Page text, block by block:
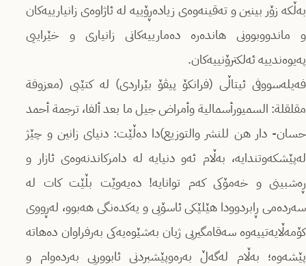
بەڵکە زۆر بینین و تەقینەوەی زیادەڕۆییە لە ئاژاوەی زانیارییەكان
و ماندووبوونی هاندەرە دەمارییەکانی زانیاری و خێراییی
پەیوەندییە ئەلكترۆنییەكان.
فەیلەسووفی ئیتاڵی (فرانکۆ پیڤۆ بێراردی) لە كتێبی (معزوفة
مقلقلة: السميورأسمالية وأمراض جيل ما بعد ألفا، ترجمة أحمد
حسان- دار هن للنشر والتوزيع)دا دەڵێت: دنیای زانین و چێژ
لەپێشکەوتندایە، بەڵام ئەو دنیایە لە دامرکاندنەوەی ئازار و
ڕەشبینی و خەمۆکی كەم توانایە! دەیەوێت بڵێت كات لە
سەردەمی ڕابردوودا هێلێكی ئاسۆیی و یەکدەنگی هەبوو، لەڕووی
کۆمەڵایەتییەوە سەقامگیریی ژیان بەشێوەیەكی بەرفراوان دەهاتە
پێشەوە؛ بەڵام لەگەڵ بەرەوپێشبردنی ئابووریی بەردەوام و